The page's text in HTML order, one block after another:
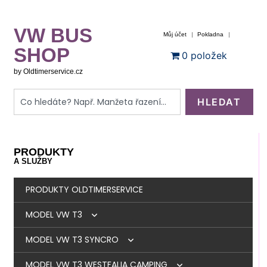
VW BUS
SHOP
by Oldtimerservice.cz
Můj účet Pokladna
0 položek
HLEDAT
PRODUKTY
A SLUŽBY
PRODUKTY OLDTIMERSERVICE
MODEL VW T3
BRZDY
MODEL VW T3 SYNCRO